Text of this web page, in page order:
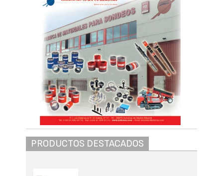
PRODUCTOS DESTACADOS